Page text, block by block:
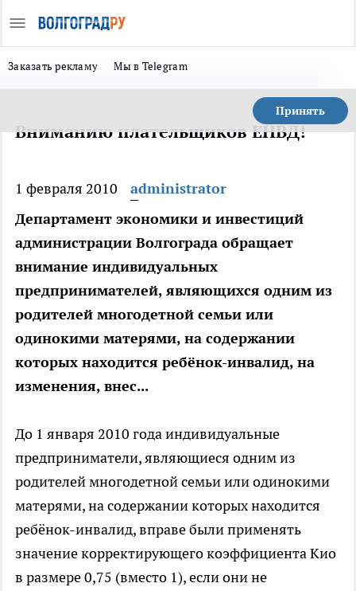
Заказать рекламу Мы в Telegram
Принять
Вниманию плательщиков ЕНВД!
1 февраля 2010
administrator
Департамент экономики и инвестиций
администрации Волгограда обращает
внимание индивидуальных
предпринимателей, являющихся одним из
родителей многодетной семьи или
одинокими матерями, на содержании
которых находится ребёнок-инвалид, на
изменения, внес...
До 1 января 2010 года индивидуальные
предприниматели, являющиеся одним из
родителей многодетной семьи или одинокими
матерями, на содержании которых находится
ребёнок-инвалид, вправе были применять
значение корректирующего коэффициента Кио
в размере 0,75 (вместо 1), если они не